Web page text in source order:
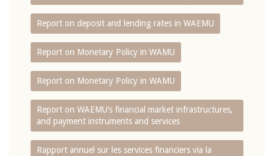
Report on deposit and lending rates in WAEMU
Report on Monetary Policy in WAMU
Report on Monetary Policy in WAMU
Report on WAEMU’s financial market infrastructures,
and payment instruments and services
Rapport annuel sur les services financiers via la